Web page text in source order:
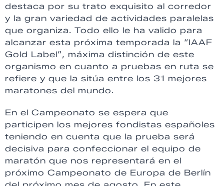
destaca por su trato exquisito al corredor
y la gran variedad de actividades paralelas
que organiza. Todo ello le ha valido para
alcanzar esta próxima temporada la “IAAF
Gold Label”, máxima distinción de este
organismo en cuanto a pruebas en ruta se
refiere y que la sitúa entre los 31 mejores
maratones del mundo.
En el Campeonato se espera que
participen los mejores fondistas españoles
teniendo en cuenta que la prueba será
decisiva para confeccionar el equipo de
maratón que nos representará en el
próximo Campeonato de Europa de Berlín